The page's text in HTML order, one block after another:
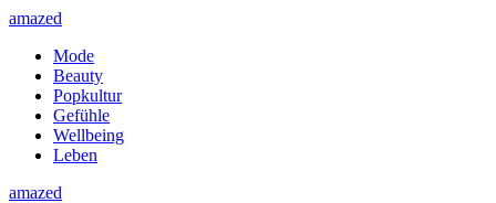
amazed
Mode
Beauty
Popkultur
Gefühle
Wellbeing
Leben
amazed